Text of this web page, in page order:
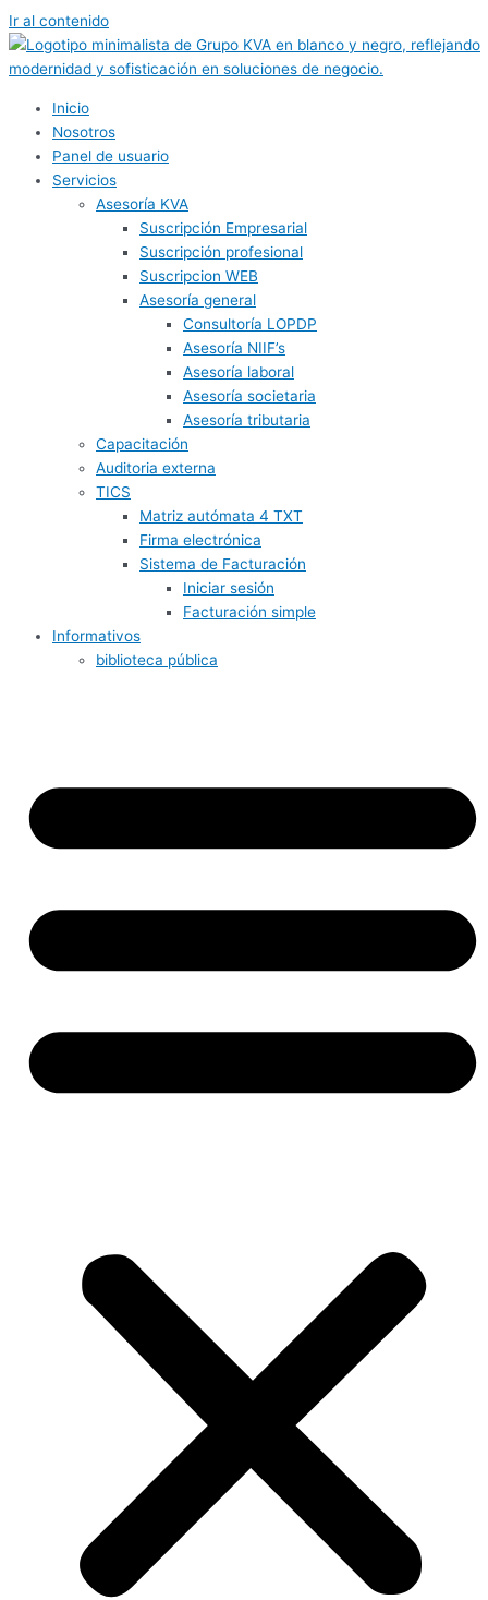
Ir al contenido
Inicio
Nosotros
Panel de usuario
Servicios
Asesoría KVA
Suscripción Empresarial
Suscripción profesional
Suscripcion WEB
Asesoría general
Consultoría LOPDP
Asesoría NIIF’s
Asesoría laboral
Asesoría societaria
Asesoría tributaria
Capacitación
Auditoria externa
TICS
Matriz autómata 4 TXT
Firma electrónica
Sistema de Facturación
Iniciar sesión
Facturación simple
Informativos
biblioteca pública